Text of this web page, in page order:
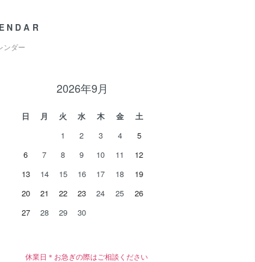
ンダー
2026年9月
日 月 火 水 木 金
土
1
2 3 4
5
6
7 8 9 10 11
12
13
14 15 16 17 18
19
20
21 22 23 24 25
26
27
28 29 30
休業日＊お急ぎの際はご相談ください